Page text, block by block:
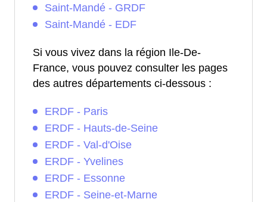
Saint-Mandé - GRDF
Saint-Mandé - EDF
Si vous vivez dans la région Ile-De-
France, vous pouvez consulter les pages
des autres départements ci-dessous :
ERDF - Paris
ERDF - Hauts-de-Seine
ERDF - Val-d'Oise
ERDF - Yvelines
ERDF - Essonne
ERDF - Seine-et-Marne